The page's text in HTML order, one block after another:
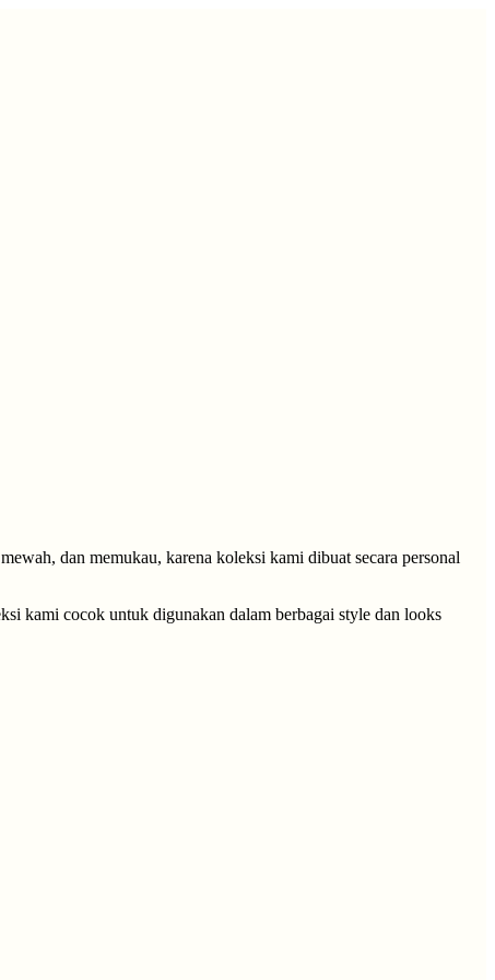
dan memukau, karena koleksi kami dibuat secara personal
kami cocok untuk digunakan dalam berbagai style dan looks